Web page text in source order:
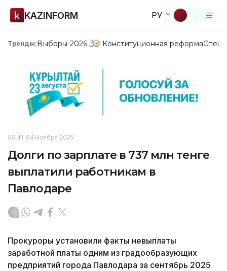
KAZINFORM РУ
Тренды:Выборы-2026 Конституционная реформа
09:41, 04 Ноября 2025
Долги по зарплате в 737 млн тенге
выплатили работникам в
Павлодаре
Прокуроры установили факты невыплаты
заработной платы одним из градообразующих
предприятий города Павлодара за сентябрь 2025